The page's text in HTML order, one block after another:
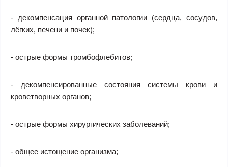
- декомпенсация органной патологии (сердца, сосудов,
лёгких, печени и почек);
- острые формы тромбофлебитов;
- декомпенсированные состояния системы крови и
кроветворных органов;
- острые формы хирургических заболеваний;
- общее истощение организма;